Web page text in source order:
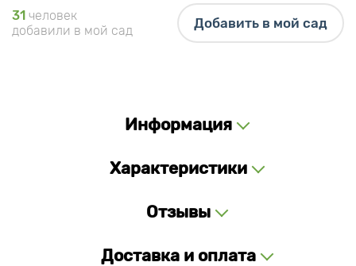
31 человек
добавили в мой сад
Добавить в мой сад
Информация
Характеристики
Отзывы
Доставка и оплата